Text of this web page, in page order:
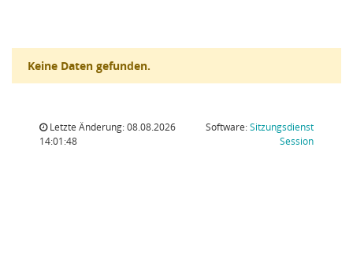
Keine Daten gefunden.
Letzte Änderung: 08.08.2026
14:01:48
Software:Sitzungsdienst
Session(Wird in